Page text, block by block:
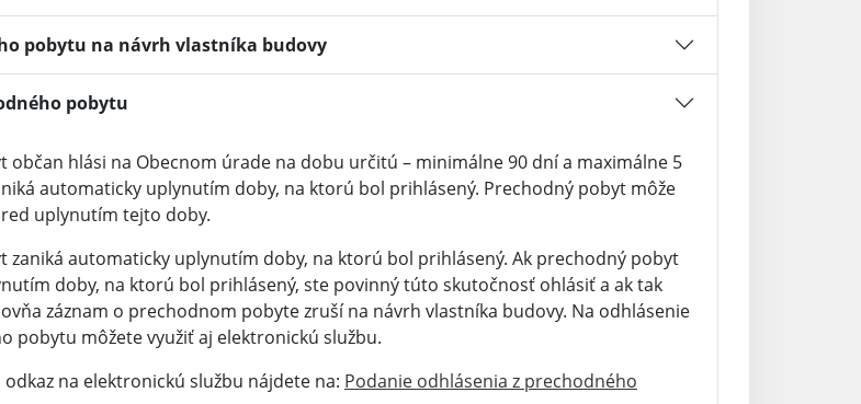
pobytu na návrh vlastníka budovy
pobytu
občan hlási na Obecnom úrade na dobu určitú – minimálne 90 dní a maximálne 5
automaticky uplynutím doby, na ktorú bol prihlásený. Prechodný pobyt môže
uplynutím tejto doby.
zaniká automaticky uplynutím doby, na ktorú bol prihlásený. Ak prechodný pobyt
doby, na ktorú bol prihlásený, ste povinný túto skutočnosť ohlásiť a ak tak
záznam o prechodnom pobyte zruší na návrh vlastníka budovy. Na odhlásenie
pobytu môžete využiť aj elektronickú službu.
na elektronickú službu nájdete na: Podanie odhlásenia z prechodného